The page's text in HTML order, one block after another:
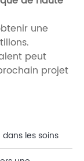
une
peut
projet
les soins